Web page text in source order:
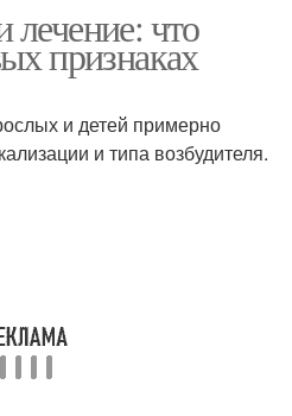
что
признаках
и детей примерно
и типа возбудителя.